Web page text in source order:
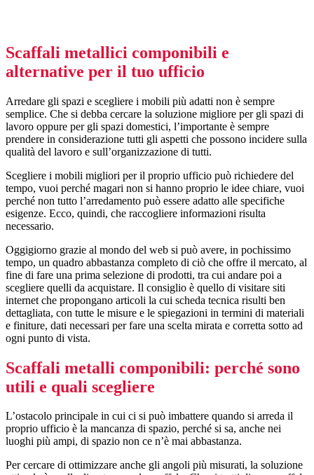
Scaffali metallici componibili e
alternative per il tuo ufficio
Arredare gli spazi e scegliere i mobili più adatti non è sempre
semplice. Che si debba cercare la soluzione migliore per gli spazi di
lavoro oppure per gli spazi domestici, l’importante è sempre
prendere in considerazione tutti gli aspetti che possono incidere sulla
qualità del lavoro e sull’organizzazione di tutti.
Scegliere i mobili migliori per il proprio ufficio può richiedere del
tempo, vuoi perché magari non si hanno proprio le idee chiare, vuoi
perché non tutto l’arredamento può essere adatto alle specifiche
esigenze. Ecco, quindi, che raccogliere informazioni risulta
necessario.
Oggigiorno grazie al mondo del web si può avere, in pochissimo
tempo, un quadro abbastanza completo di ciò che offre il mercato, al
fine di fare una prima selezione di prodotti, tra cui andare poi a
scegliere quelli da acquistare. Il consiglio è quello di visitare siti
internet che propongano articoli la cui scheda tecnica risulti ben
dettagliata, con tutte le misure e le spiegazioni in termini di materiali
e finiture, dati necessari per fare una scelta mirata e corretta sotto ad
ogni punto di vista.
Scaffali metalli componibili: perché sono
utili e quali scegliere
L’ostacolo principale in cui ci si può imbattere quando si arreda il
proprio ufficio è la mancanza di spazio, perché si sa, anche nei
luoghi più ampi, di spazio non ce n’è mai abbastanza.
Per cercare di ottimizzare anche gli angoli più misurati, la soluzione